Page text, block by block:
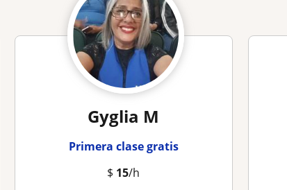
Gyglia M
Primera clase gratis
$ 15/h